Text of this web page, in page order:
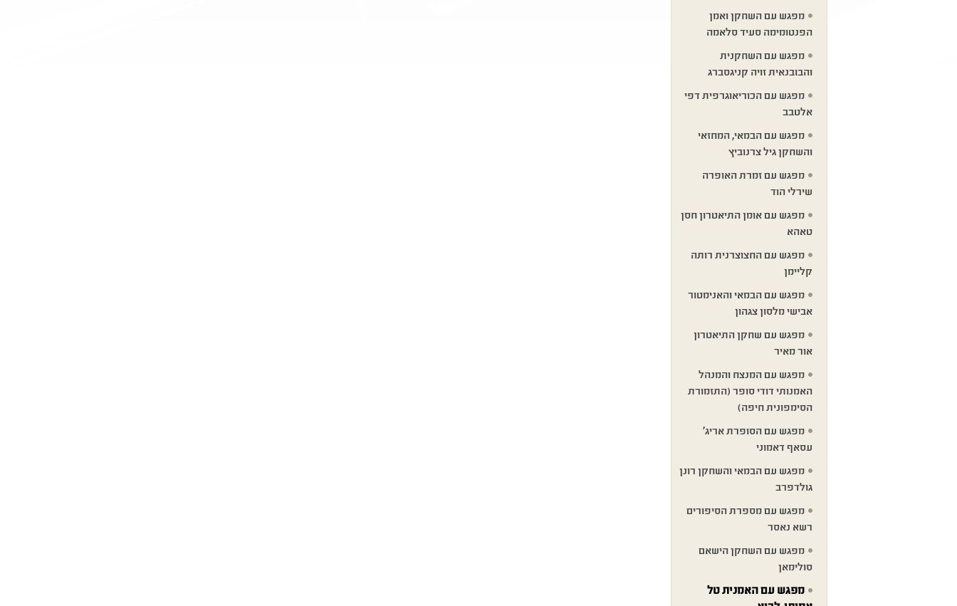
מפגש עם השחקן ואמן
הפנטומימה סעיד סלאמה
מפגש עם השחקנית
והבובנאית זויה קניגסברג
מפגש עם הכוריאוגרפית דפי
אלטבב
מפגש עם הבמאי, המחזאי
והשחקן גיל צרנוביץ
מפגש עם זמרת האופרה
שירלי הוד
מפגש עם אומן התיאטרון חסן
טאהא
מפגש עם החצוצרנית רותה
קליימן
מפגש עם הבמאי והאנימטור
אבישי מלסון צגהון
מפגש עם שחקן התיאטרון
אור מאיר
מפגש עם המנצח והמנהל
האמנותי דודי סופר (התזמורת
הסימפונית חיפה)
מפגש עם הסופרת אריג'
עסאף דאמוני
מפגש עם הבמאי והשחקן רונן
גולדפרב
מפגש עם מספרת הסיפורים
רשא נאסר
מפגש עם השחקן הישאם
סולימאן
מפגש עם האמנית טל